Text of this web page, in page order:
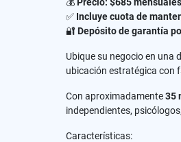
✅ Incluye cuota de
🔐Depósito de garantía
Ubique su negocio en una
ubicación estratégica con
Con aproximadamente35
independientes,
Características: